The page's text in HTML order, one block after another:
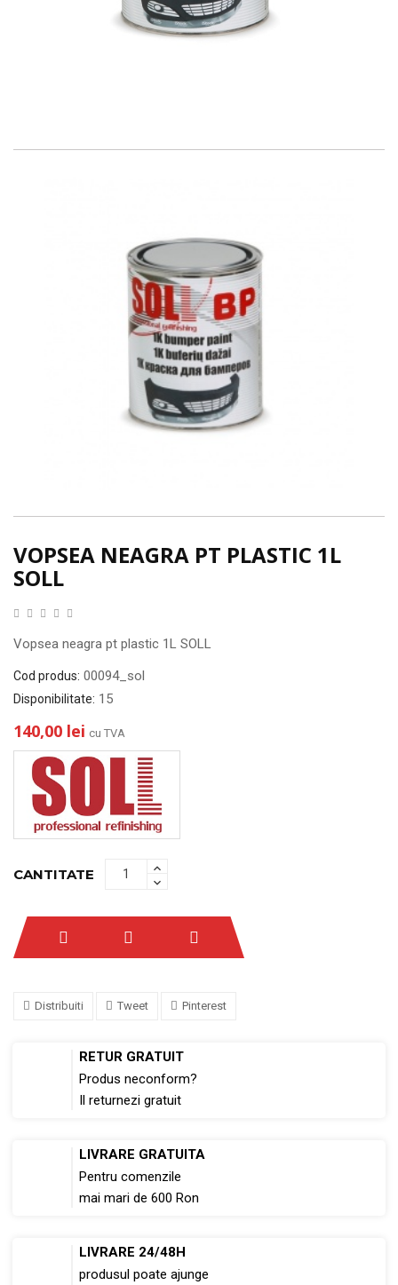
VOPSEA NEAGRA PT PLASTIC 1L
SOLL
Vopsea neagra pt plastic 1L SOLL
Cod produs: 00094_sol
Disponibilitate: 15
140,00 lei cu TVA
CANTITATE
Distribuiti Tweet Pinterest
RETUR GRATUIT
Produs neconform?
Il returnezi gratuit
LIVRARE GRATUITA
Pentru comenzile
mai mari de 600 Ron
LIVRARE 24/48H
produsul poate ajunge